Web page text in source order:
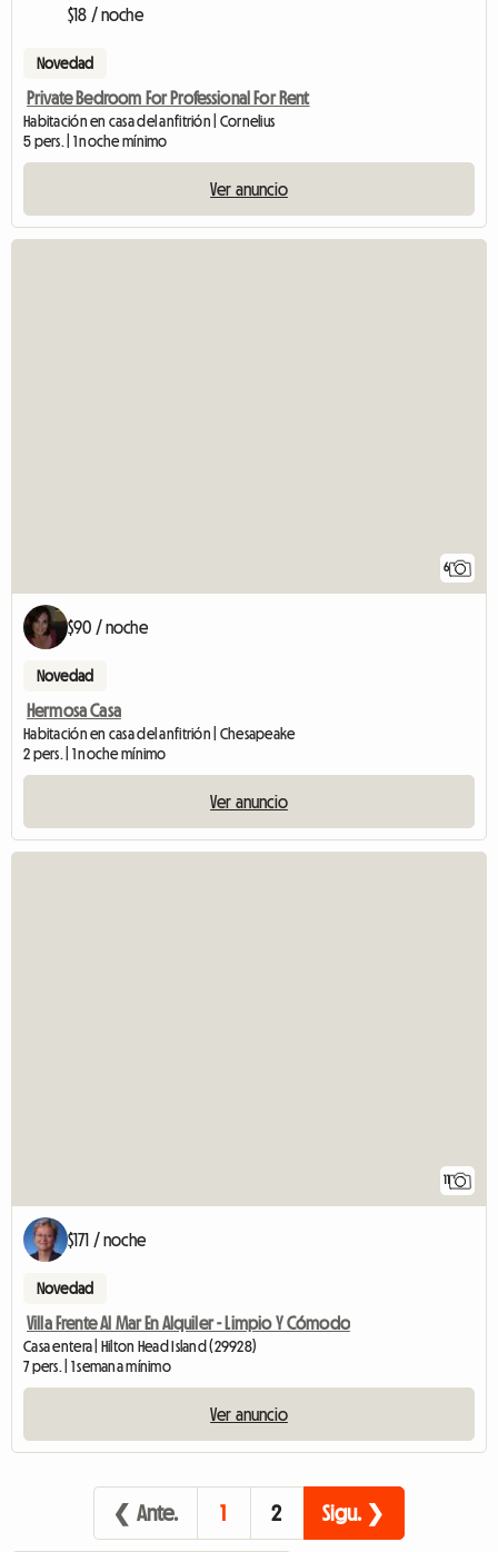
$18 / noche
Novedad
Private Bedroom For Professional For Rent
Habitación en casa del anfitrión | Cornelius
5 pers. | 1 noche mínimo
Ver anuncio
6
$90 / noche
Novedad
Hermosa Casa
Habitación en casa del anfitrión | Chesapeake
2 pers. | 1 noche mínimo
Ver anuncio
11
$171 / noche
Novedad
Villa Frente Al Mar En Alquiler - Limpio Y Cómodo
Casa entera | Hilton Head Island (29928)
7 pers. | 1 semana mínimo
Ver anuncio
❮ Ante. 1 2 Sigu. ❯